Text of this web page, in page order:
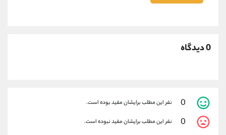
0 دیدگاه
0 نفر این مطلب برایشان مفید بوده است.
0 نفر این مطلب برایشان مفید نبوده است.